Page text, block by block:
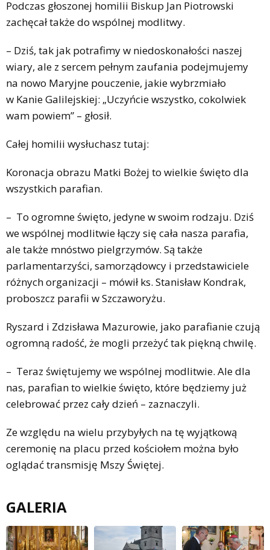
Podczas głoszonej homilii Biskup Jan Piotrowski
zachęcał także do wspólnej modlitwy.
– Dziś, tak jak potrafimy w niedoskonałości naszej
wiary, ale z sercem pełnym zaufania podejmujemy
na nowo Maryjne pouczenie, jakie wybrzmiało
w Kanie Galilejskiej: „Uczyńcie wszystko, cokolwiek
wam powiem” – głosił.
Całej homilii wysłuchasz tutaj:
Koronacja obrazu Matki Bożej to wielkie święto dla
wszystkich parafian.
– To ogromne święto, jedyne w swoim rodzaju. Dziś
we wspólnej modlitwie łączy się cała nasza parafia,
ale także mnóstwo pielgrzymów. Są także
parlamentarzyści, samorządowcy i przedstawiciele
różnych organizacji – mówił ks. Stanisław Kondrak,
proboszcz parafii w Szczaworyżu.
Ryszard i Zdzisława Mazurowie, jako parafianie czują
ogromną radość, że mogli przeżyć tak piękną chwilę.
– Teraz świętujemy we wspólnej modlitwie. Ale dla
nas, parafian to wielkie święto, które będziemy już
celebrować przez cały dzień – zaznaczyli.
Ze względu na wielu przybyłych na tę wyjątkową
ceremonię na placu przed kościołem można było
oglądać transmisję Mszy Świętej.
GALERIA